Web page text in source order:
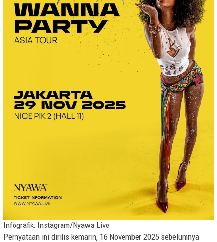
Infografik: Instagram/Nyawa Live
Pernyataan ini dirilis kemarin, 16 November 2025 sebelumnya